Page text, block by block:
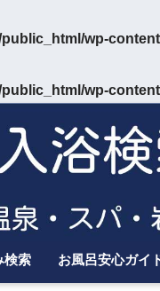
wp-
wp-
検索 お風呂安心ガイ